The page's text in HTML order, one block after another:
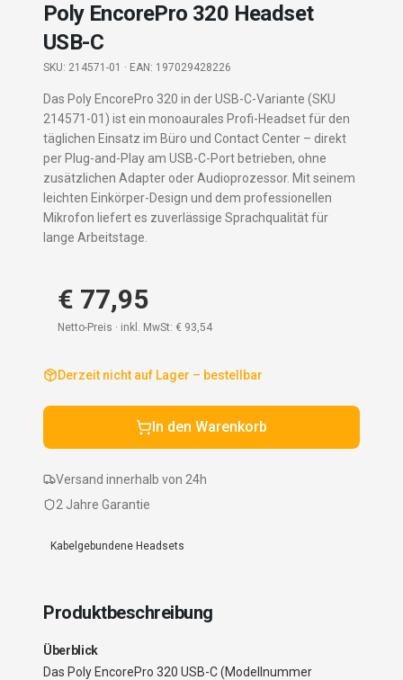
Poly EncorePro 320 Headset
USB-C
SKU: 214571-01 · EAN: 197029428226
Das Poly EncorePro 320 in der USB-C-Variante (SKU
214571-01) ist ein monoaurales Profi-Headset für den
täglichen Einsatz im Büro und Contact Center – direkt
per Plug-and-Play am USB-C-Port betrieben, ohne
zusätzlichen Adapter oder Audioprozessor. Mit seinem
leichten Einkörper-Design und dem professionellen
Mikrofon liefert es zuverlässige Sprachqualität für
lange Arbeitstage.
€ 77,95
Netto-Preis · inkl. MwSt: € 93,54
Derzeit nicht auf Lager – bestellbar
In den Warenkorb
Versand innerhalb von 24h
2 Jahre Garantie
Kabelgebundene Headsets
Produktbeschreibung
Überblick
Das Poly EncorePro 320 USB-C (Modellnummer